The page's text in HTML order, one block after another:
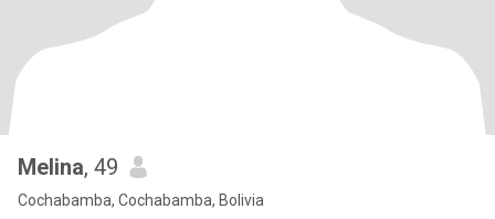
Melina, 49
Cochabamba, Cochabamba, Bolivia